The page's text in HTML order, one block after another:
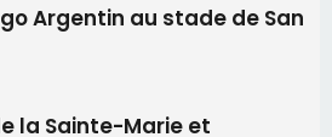
de la disparition du
de Saint Exupery